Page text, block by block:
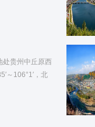
处贵州中丘原西
～106°1′，北